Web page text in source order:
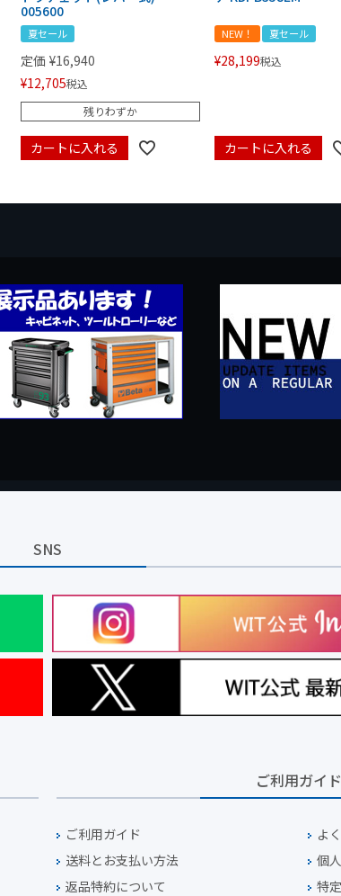
005600
夏セール
定価 ¥16,940
¥12,705税込
残りわずか
カートに入れる
NEW！ 夏セール
¥28,199税込
カートに入れる
SNS
ご利用ガイド
ご利用ガイド
よ
送料とお支払い方法
個
返品特約について
特